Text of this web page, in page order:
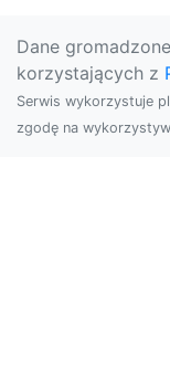
Dane
korzystających z
Serwis wykorzystuje
zgodę na